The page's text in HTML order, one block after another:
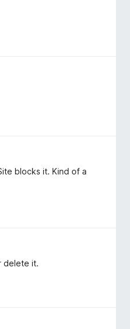
blocks it. Kind of a
delete it.